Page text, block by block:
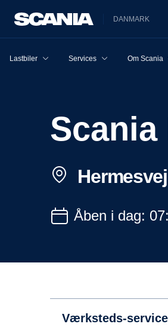
DANMARK
Lastbiler Services Om Scania
Åben i dag:
Værksteds-